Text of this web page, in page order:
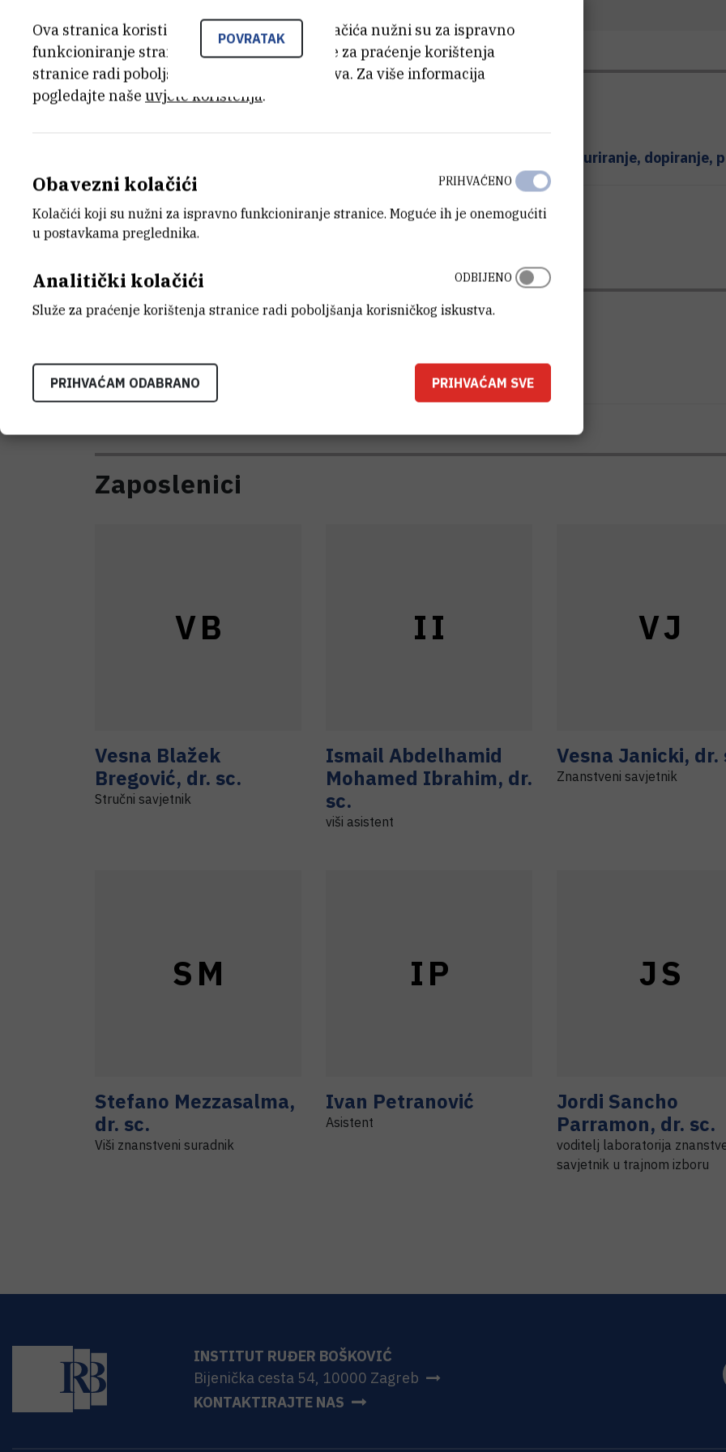
Projekti
Razlaganje električnim poljem u tankim optičkim slojevima - nanostrukturiranje, dopiranje,
Plazmonički alternativni materijali za konverziju solarne energije
Usluge
Izrada tankih slojeva & Optička karakterizacija
Zaposlenici
VB
Vesna Blažek
Bregović, dr. sc.
Stručni savjetnik
II
Ismail Abdelhamid
Mohamed Ibrahim, dr.
sc.
viši asistent
VJ
Vesna Janicki, dr.
Znanstveni savjetnik
SM
Stefano Mezzasalma,
dr. sc.
Viši znanstveni suradnik
IP
Ivan Petranović
Asistent
JS
Jordi Sancho
Parramon, dr. sc.
voditelj laboratorija
savjetnik u trajnom izboru
INSTITUT RUĐER BOŠKOVIĆ
Bijenička cesta 54, 10000 Zagreb
KONTAKTIRAJTE NAS
POVRATAK
Ova stranica koristi kolačiće. Neki od tih kolačića nužni su za ispravno
funkcioniranje stranice, dok se drugi koriste za praćenje korištenja
stranice radi poboljšanja korisničkog iskustva. Za više informacija
pogledajte naše uvjete korištenja.
Obavezni kolačići
Kolačići koji su nužni za ispravno funkcioniranje stranice. Moguće ih je onemogućiti
u postavkama preglednika.
PRIHVAĆENO
Analitički kolačići
Služe za praćenje korištenja stranice radi poboljšanja korisničkog iskustva.
ODBIJENO
PRIHVAĆAM ODABRANO PRIHVAĆAM SVE